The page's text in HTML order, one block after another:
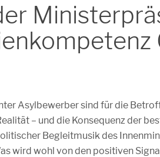
Asylbewerber sind für die
– und die Konsequenz der
Begleitmusik des
wird wohl von den positiven